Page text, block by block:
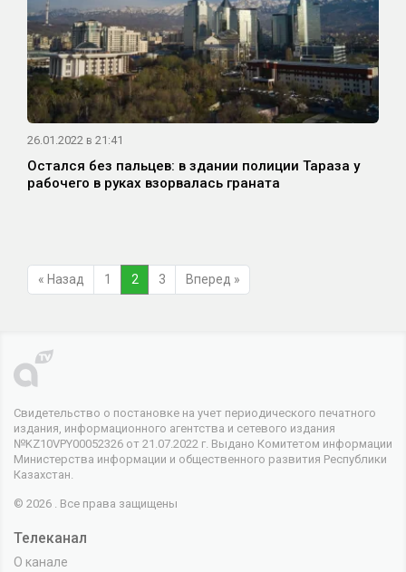
26.01.2022 в 21:41
Остался без пальцев: в здании полиции Тараза у
рабочего в руках взорвалась граната
« Назад 1 2 3 Вперед »
Свидетельство о постановке на учет периодического печатного
издания, информационного агентства и сетевого издания
№KZ10VPY00052326 от 21.07.2022 г. Выдано Комитетом информации
Министерства информации и общественного развития Республики
Казахстан.
© 2026 . Все права защищены
Телеканал
О канале